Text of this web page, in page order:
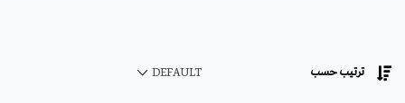
ترتيب حسب DEFAULT